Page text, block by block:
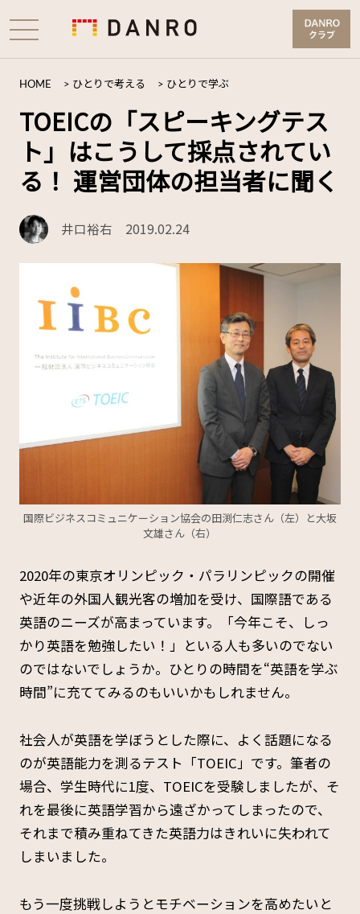
HOME > ひとりで考える > ひとりで学ぶ
TOEICの「スピーキングテス
ト」はこうして採点されてい
る！ 運営団体の担当者に聞く
井口裕右 2019.02.24
国際ビジネスコミュニケーション協会の田渕仁志さん（左）と大坂
文雄さん（右）
2020年の東京オリンピック・パラリンピックの開催
や近年の外国人観光客の増加を受け、国際語である
英語のニーズが高まっています。「今年こそ、しっ
かり英語を勉強したい！」といる人も多いのでない
のではないでしょうか。ひとりの時間を“英語を学ぶ
時間”に充ててみるのもいいかもしれません。
社会人が英語を学ぼうとした際に、よく話題になる
のが英語能力を測るテスト「TOEIC」です。筆者の
場合、学生時代に1度、TOEICを受験しましたが、そ
れを最後に英語学習から遠ざかってしまったので、
それまで積み重ねてきた英語力はきれいに失われて
しまいました。
もう一度挑戦しようとモチベーションを高めたいと